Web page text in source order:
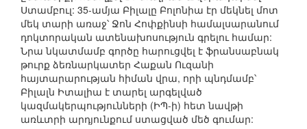
Ստամբուլ: 35-ամյա Բիլալը Բոլոնիա էր մեկնել մոտ
մեկ տարի առաջ՝ Ջոն Հոփքինսի համալսարանում
դոկտորական ատենախոսություն գրելու համար:
Նրա նկատմամբ գործը հարուցվել է ֆրանսաբնակ
թուրք ձեռնարկատեր Հաքան Ուզանի
հայտարարության հիման վրա, որի պնդմամբ՝
Բիլալն Իտալիա է տարել արգելված
կազմակերպությունների (ԻՊ-ի) հետ նավթի
առևտրի արդյունքում ստացված մեծ գումար: